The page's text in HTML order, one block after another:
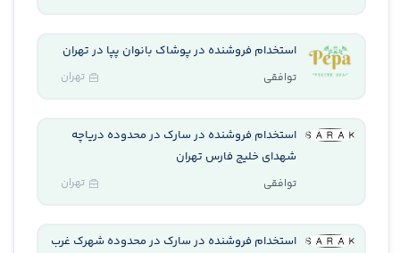
استخدام فروشنده در پوشاک بانوان پپا در تهران
توافقی تهران
استخدام فروشنده در سارک در محدوده دریاچه
شهدای خلیج فارس تهران
توافقی تهران
استخدام فروشنده در سارک در محدوده شهرک غرب